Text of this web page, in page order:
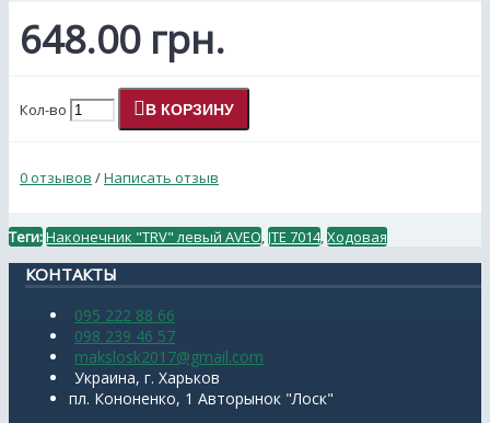
648.00 грн.
Кол-во В КОРЗИНУ
0 отзывов /Написать отзыв
Теги:Наконечник "TRV" левый AVEO JTE 7014 Ходовая
КОНТАКТЫ
095 222 88 66
098 239 46 57
makslosk2017@gmail.com
Украина, г. Харьков
пл. Кононенко, 1 Авторынок "Лоск"